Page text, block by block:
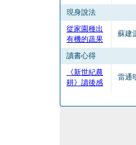
現身說法
從家園種出
有機的蔬果
蘇建
讀書心得
《新世紀農
耕》讀後感
雷通